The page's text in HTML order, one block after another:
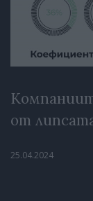
от
25.04.2024